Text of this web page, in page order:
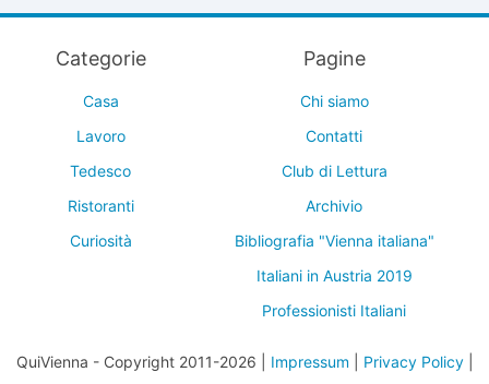
Categorie
Casa
Lavoro
Tedesco
Ristoranti
Curiosità
Pagine
Chi siamo
Contatti
Club di Lettura
Archivio
Bibliografia "Vienna italiana"
Italiani in Austria 2019
Professionisti Italiani
QuiVienna - Copyright 2011-2026 | Impressum Privacy Policy|